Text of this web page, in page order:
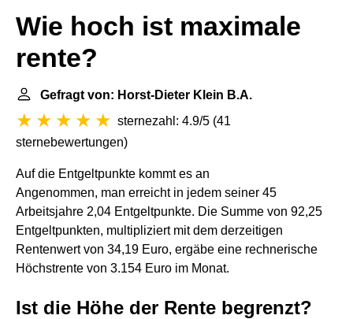
Wie hoch ist maximale
rente?
Gefragt von: Horst-Dieter Klein B.A.
sternezahl: 4.9/5 (41
sternebewertungen)
Auf die Entgeltpunkte kommt es an
Angenommen, man erreicht in jedem seiner 45
Arbeitsjahre 2,04 Entgeltpunkte. Die Summe von 92,25
Entgeltpunkten, multipliziert mit dem derzeitigen
Rentenwert von 34,19 Euro, ergäbe eine rechnerische
Höchstrente von 3.154 Euro im Monat.
Ist die Höhe der Rente begrenzt?